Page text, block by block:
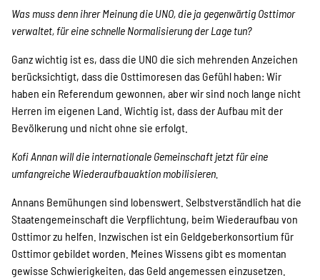
Kontakt
english
Indonesian
Suche
Was muss denn ihrer Meinung die UNO, die ja gegenwärtig Osttimor
verwaltet, für eine schnelle Normalisierung der Lage tun?
Ganz wichtig ist es, dass die UNO die sich mehrenden Anzeichen
berücksichtigt, dass die Osttimoresen das Gefühl haben: Wir
haben ein Referendum gewonnen, aber wir sind noch lange nicht
Herren im eigenen Land. Wichtig ist, dass der Aufbau mit der
Bevölkerung und nicht ohne sie erfolgt.
Kofi Annan will die internationale Gemeinschaft jetzt für eine
umfangreiche Wiederaufbauaktion mobilisieren.
Annans Bemühungen sind lobenswert. Selbstverständlich hat die
Staatengemeinschaft die Verpflichtung, beim Wiederaufbau von
Osttimor zu helfen. Inzwischen ist ein Geldgeberkonsortium für
Osttimor gebildet worden. Meines Wissens gibt es momentan
gewisse Schwierigkeiten, das Geld angemessen einzusetzen.